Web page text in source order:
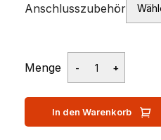
Anschlusszubehör
Menge
In den Warenkorb